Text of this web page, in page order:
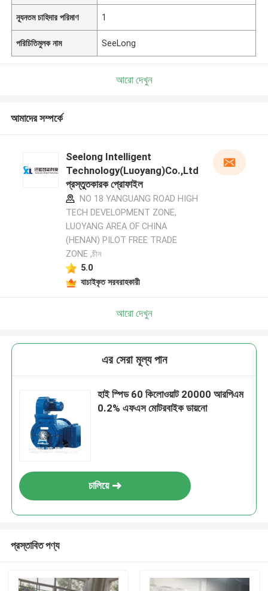
ন্যূনতম চাহিদার পরিমাণ 1
পরিচিতিমুলক নাম SeeLong
আরো দেখুন
আমাদের সম্পর্কে
Seelong Intelligent
Technology(Luoyang)Co.,Ltd
প্রস্তুতকারক প্রোফাইল
NO 18 YANGUANG ROAD HIGH
TECH DEVELOPMENT ZONE,
LUOYANG AREA OF CHINA
(HENAN) PILOT FREE TRADE
ZONE ,চীন
5.0
যাচাইকৃত সরবরাহকারী
আরো দেখুন
এর সেরা মূল্য পান
হাই স্পিড 60 কিলোওয়াট 20000 আরপিএম
0.2% এফএস মোটরবাইক ডায়নো
চালিয়ে
প্রস্তাবিত পণ্য